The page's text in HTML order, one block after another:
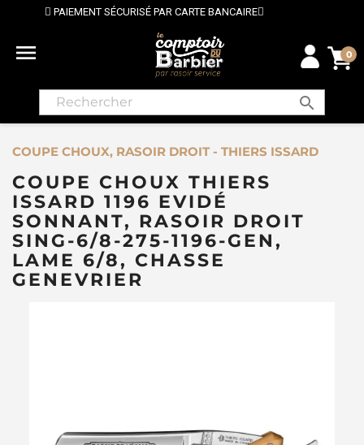
PAR CARTE BANCAIRE ⭐ LIVRAISON GRATUITE
 0
search
COUPE CHOUX, RASOIR DROIT - THIERS ISSARD
COUPE CHOUX THIERS
ISSARD 1196 EVIDÉ
SONNANT, RASOIR DROIT
SING-6/8-275-1196-GEN,
LAME 6/8, CHASSE
GENEVRIER